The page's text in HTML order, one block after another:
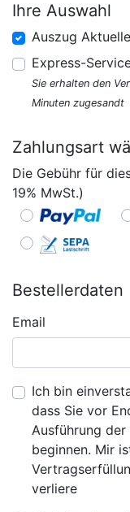
Ihre Auswahl
Auszug
Express-
Sie erhalten den
Minuten zugesandt
Zahlungsart
Die Gebühr für
19% MwSt.)
Bestellerdaten
Email
Ich bin
dass Sie vor
Ausführung
beginnen. Mir
verliere